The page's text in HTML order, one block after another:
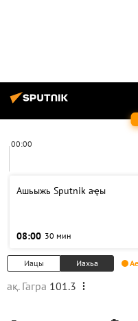
00:00
Ашьыжь Sputnik аҿы
08:00 30 мин
Иацы Иахьа
ақ. Гагра 101.3